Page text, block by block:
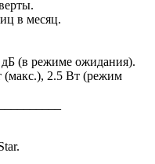
в месяц.
(в режиме ожидания).
(макс.), 2.5 Вт (режим